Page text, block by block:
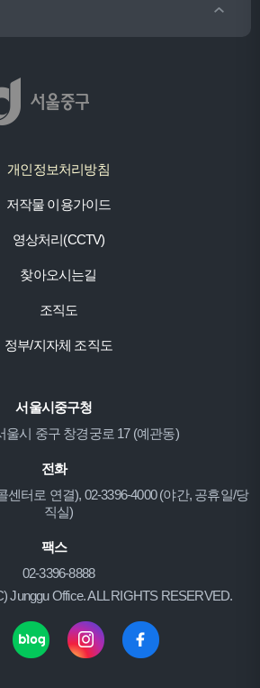
개인정보처리방침
저작물 이용가이드
영상처리(CCTV)
찾아오시는길
조직도
정부/지자체 조직도
서울시중구청
울시 중구 창경궁로 17 (예관동)
전화
센터로 연결), 02-3396-4000 (야간, 공휴일/당
직실)
팩스
02-3396-8888
Junggu Office. ALL RIGHTS RESERVED.